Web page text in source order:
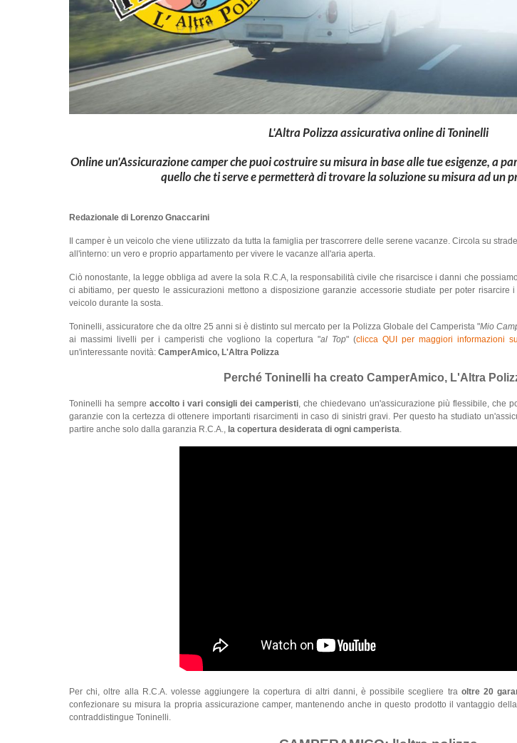
L'Altra Polizza assicurativa online di Toninelli
Online un'Assicurazione camper che puoi costruire su misura in base alle tue esigenze, a
quello che ti serve e permetterà di trovare la soluzione su misura ad un
Redazionale di Lorenzo Gnaccarini
Il camper è un veicolo che viene utilizzato da tutta la famiglia per trascorrere delle serene vacanze. Circola su
all'interno: un vero e proprio appartamento per vivere le vacanze all'aria aperta.
Ciò nonostante, la legge obbliga ad avere la sola R.C.A, la responsabilità civile che risarcisce i danni che
ci abitiamo, per questo le assicurazioni mettono a disposizione garanzie accessorie studiate per poter
veicolo durante la sosta.
Toninelli, assicuratore che da oltre 25 anni si è distinto sul mercato per la Polizza Globale del Camperista "Mio
ai massimi livelli per i camperisti che vogliono la copertura "al Top" (clicca QUI per maggiori informazioni su
un'interessante novità: CamperAmico, L'Altra Polizza
Perché Toninelli ha creato CamperAmico, L'Altra
Toninelli ha sempreaccolto i vari consigli dei camperisti, che chiedevano un'assicurazione più flessibile, che
garanzie con la certezza di ottenere importanti risarcimenti in caso di sinistri gravi. Per questo ha studiato
partire anche solo dalla garanzia R.C.A., la copertura desiderata di ogni camperista.
Per chi, oltre alla R.C.A. volesse aggiungere la copertura di altri danni, è possibile scegliere tra oltre 20
confezionare su misura la propria assicurazione camper, mantenendo anche in questo prodotto il vantaggio
contraddistingue Toninelli.